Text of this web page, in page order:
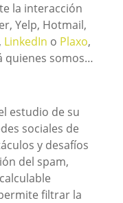
la interacción
Yelp, Hotmail,
LinkedIn o Plaxo,
quienes somos…
estudio de su
sociales de
y desafíos
del spam,
filtrar la